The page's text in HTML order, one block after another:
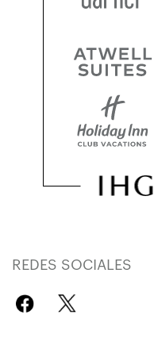
REDES SOCIALES